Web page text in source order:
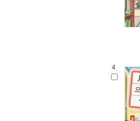
4.